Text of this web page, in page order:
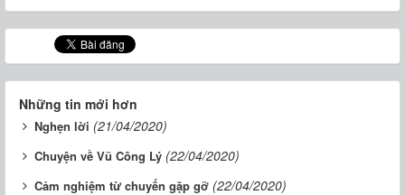
Những tin mới hơn
Nghẹn lời (21/04/2020)
Chuyện về Vũ Công Lý (22/04/2020)
Cảm nghiệm từ chuyến gặp gỡ (22/04/2020)